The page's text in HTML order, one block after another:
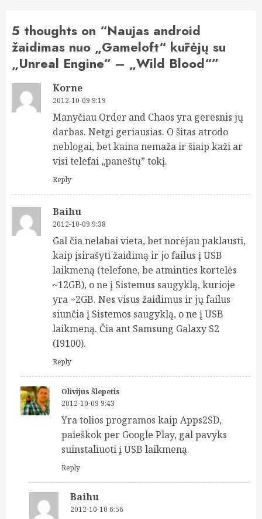
5 thoughts on “Naujas android
žaidimas nuo „Gameloft“ kūrėjų su
„Unreal Engine“ – „Wild Blood“”
Korne
2012-10-09 9:19
Manyčiau Order and Chaos yra geresnis jų
darbas. Netgi geriausias. O šitas atrodo
neblogai, bet kaina nemaža ir šiaip kaži ar
visi telefai „paneštų” tokį.
Reply
Baihu
2012-10-09 9:38
Gal čia nelabai vieta, bet norėjau paklausti,
kaip įsirašyti žaidimą ir jo failus į USB
laikmeną (telefone, be atminties kortelės
~12GB), o ne į Sistemus saugyklą, kurioje
yra ~2GB. Nes visus žaidimus ir jų failus
siunčia į Sistemos saugyklą, o ne į USB
laikmeną. Čia ant Samsung Galaxy S2
(I9100).
Reply
Olivijus Šlepetis
2012-10-09 9:43
Yra tolios programos kaip Apps2SD,
paieškok per Google Play, gal pavyks
suinstaliuoti į USB laikmeną.
Reply
Baihu
2012-10-10 6:56